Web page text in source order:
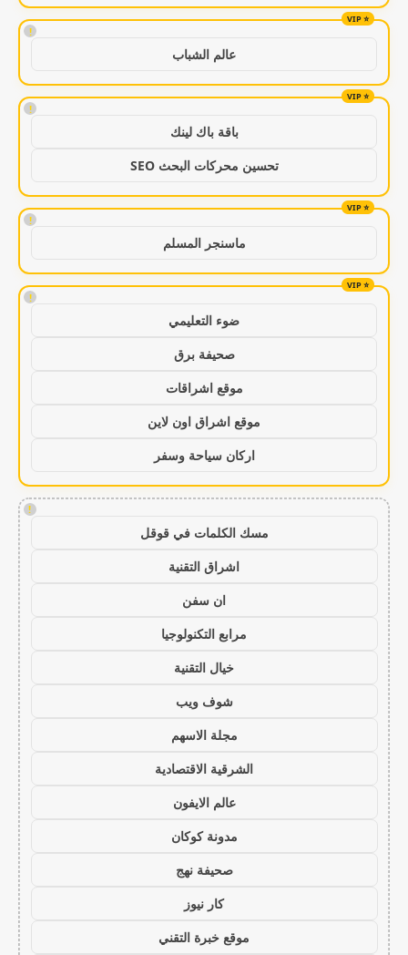
!
عالم الشباب
!
باقة باك لينك
تحسين محركات البحث SEO
!
ماسنجر المسلم
!
ضوء التعليمي
صحيفة برق
موقع اشراقات
موقع اشراق اون لاين
اركان سياحة وسفر
!
مسك الكلمات في قوقل
اشراق التقنية
ان سفن
مرابع التكنولوجيا
خيال التقنية
شوف ويب
مجلة الاسهم
الشرقية الاقتصادية
عالم الايفون
مدونة كوكان
صحيفة نهج
كار نيوز
موقع خبرة التقني